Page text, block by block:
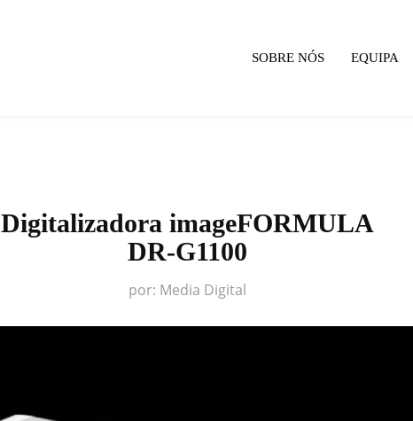
SOBRE NÓS EQUIPA
Digitalizadora imageFORMULA
DR-G1100
por: Media Digital